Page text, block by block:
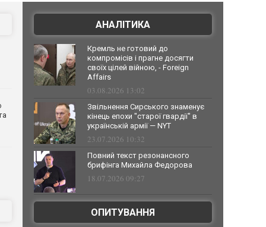
АНАЛІТИКА
Кремль не готовий до
компромісів і прагне досягти
своїх цілей війною, - Foreign
Affairs
03.08.2026 13:02
Звільнення Сирського знаменує
кінець епохи "старої гвардії" в
українській армії — NYT
23.07.2026 10:32
Повний текст резонансного
брифінга Михайла Федорова
18.07.2026 09:27
ОПИТУВАННЯ